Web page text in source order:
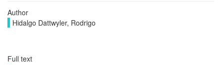
Author
Hidalgo Dattwyler, Rodrigo
Full text